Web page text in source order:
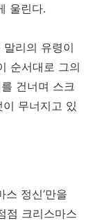
울린다.
리의 유령이
순서대로 그의
건너며 스크
무너지고 있
정신’만을
점 크리스마스